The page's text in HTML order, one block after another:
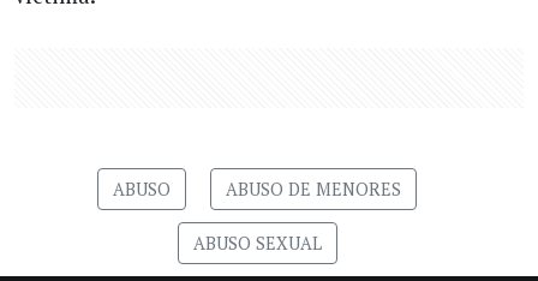
ABUSO ABUSO DE MENORES
ABUSO SEXUAL